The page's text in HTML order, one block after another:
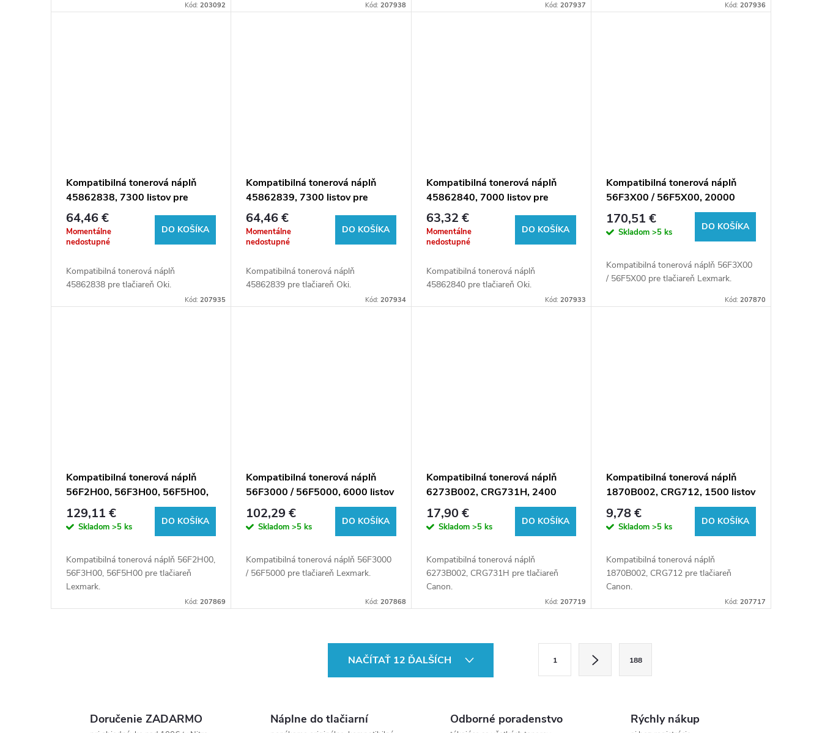
Kód:203092 Kód: 207938 Kód: 207937 Kód: 207936
Kompatibilná tonerová náplň
45862838, 7300 listov pre
tlačiarne Oki
64,46 €
Momentálne
nedostupné
DO KOŠÍKA
Kompatibilná tonerová náplň
45862838 pre tlačiareň Oki.
Kód:207935
Kompatibilná tonerová náplň
45862839, 7300 listov pre
tlačiarne Oki
64,46 €
Momentálne
nedostupné
DO KOŠÍKA
Kompatibilná tonerová náplň
45862839 pre tlačiareň Oki.
Kód: 207934
Kompatibilná tonerová náplň
45862840, 7000 listov pre
tlačiarne Oki
63,32 €
Momentálne
nedostupné
DO KOŠÍKA
Kompatibilná tonerová náplň
45862840 pre tlačiareň Oki.
Kód: 207933
Kompatibilná tonerová náplň
56F3X00 / 56F5X00, 20000
listov pre tlačiarne Lexmark
(Orink white box)
170,51 €
Skladom >5 ks
DO KOŠÍKA
Kompatibilná tonerová náplň 56F3X00
/ 56F5X00 pre tlačiareň Lexmark.
Kód: 207870
Kompatibilná tonerová náplň
56F2H00, 56F3H00, 56F5H00,
15000 listov pre tlačiarne
Lexmark (Orink white box)
129,11 €
Skladom >5 ks
DO KOŠÍKA
Kompatibilná tonerová náplň 56F2H00,
56F3H00, 56F5H00 pre tlačiareň
Lexmark.
Kód:207869
Kompatibilná tonerová náplň
56F3000 / 56F5000, 6000 listov
pre tlačiarne Lexmark (Orink
white box)
102,29 €
Skladom>5 ks
DO KOŠÍKA
Kompatibilná tonerová náplň 56F3000
/ 56F5000 pre tlačiareň Lexmark.
Kód: 207868
Kompatibilná tonerová náplň
6273B002, CRG731H, 2400
listov pre tlačiarne Canon
(ORINK white box)
17,90 €
Skladom >5 ks
DO KOŠÍKA
Kompatibilná tonerová náplň
6273B002, CRG731H pre tlačiareň
Canon.
Kód: 207719
Kompatibilná tonerová náplň
1870B002, CRG712, 1500 listov
pre tlačiarne Canon (ORINK
white box)
9,78 €
Skladom >5 ks
DO KOŠÍKA
Kompatibilná tonerová náplň
1870B002, CRG712 pre tlačiareň
Canon.
Kód: 207717
NAČÍTAŤ 12 ĎALŠÍCH 1 188
Doručenie ZADARMO Náplne do tlačiarní Odborné poradenstvo Rýchly nákup